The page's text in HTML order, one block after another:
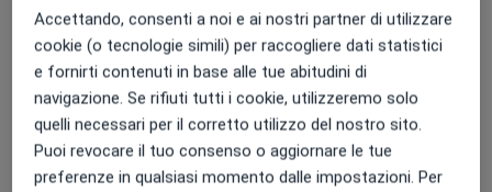
90 €
Dettaglivisita otorinolaringoiatrica
Prenota
Spirometria
50 €
Dettaglispirometria
Accettando, consenti a noi e ai nostri partner di utilizzare
cookie (o tecnologie simili) per raccogliere dati statistici
e fornirti contenuti in base alle tue abitudini di
navigazione. Se rifiuti tutti i cookie, utilizzeremo solo
quelli necessari per il corretto utilizzo del nostro sito.
Puoi revocare il tuo consenso o aggiornare le tue
preferenze in qualsiasi momento dalle impostazioni. Per